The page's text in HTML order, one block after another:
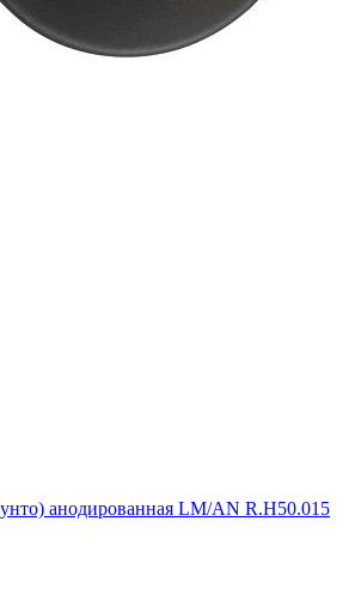
анодированная LM/AN R.H50.015